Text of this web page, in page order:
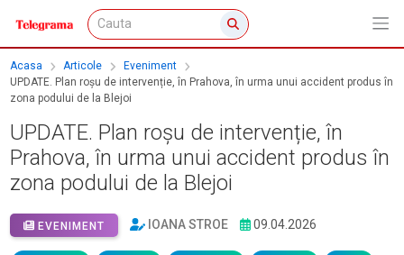
Acasa Articole
Eveniment
UPDATE. Plan roșu de intervenție, în Prahova, în urma unui accident produs în
zona podului de la Blejoi
UPDATE. Plan roșu de intervenție, în
Prahova, în urma unui accident produs în
zona podului de la Blejoi
EVENIMENT IOANA STROE 09.04.2026